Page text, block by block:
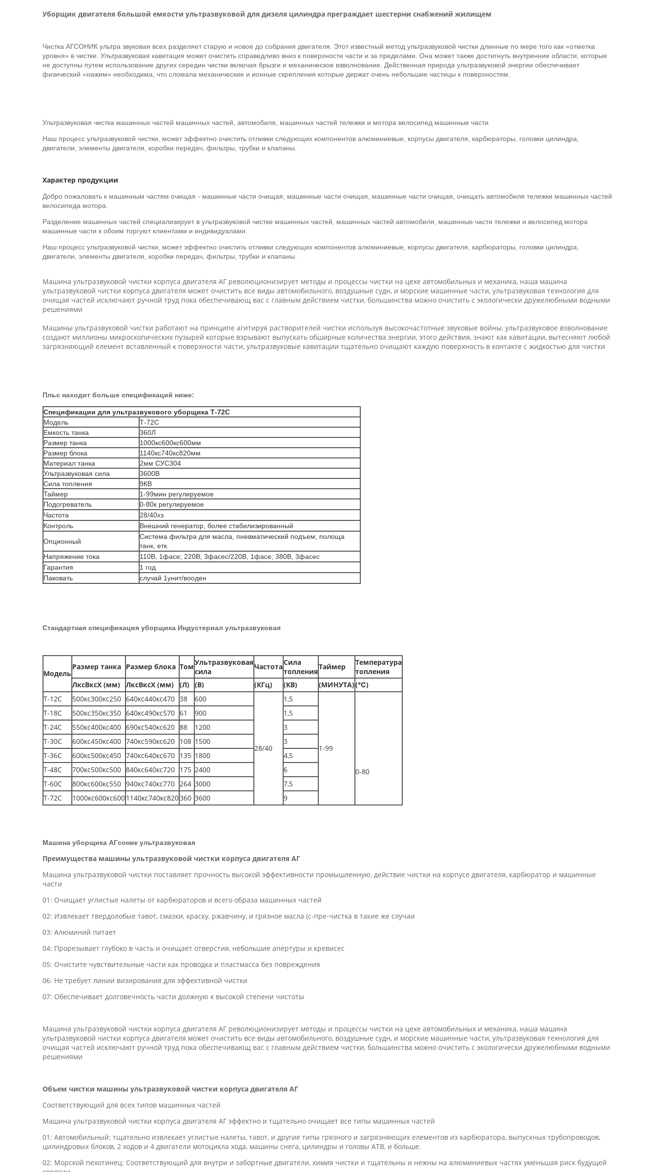
Уборщик двигателя большой емкости ультразвуковой для дизеля цилиндра преграждает шестерни снабжений жилищем
Чистка АГСОНИК ультра звуковая всех разделяет старую и новое до собрания двигателя. Этот известный метод ультразвуковой чистки длинные по мере того как «отметка
уровня» в чистке. Ультразвуковая кавитация может очистить справедливо вниз к поверхности части и за пределами. Она может также достигнуть внутренние области, которые
не доступны путем использование других середин чистки включая брызги и механическое взволнование. Действенная природа ультразвуковой энергии обеспечивает
физический «нажим» необходима, что сломала механические и ионные скрепления которые держат очень небольшие частицы к поверхностям.
Ультразвуковая чистка машинных частей машинных частей, автомобиля, машинных частей тележки и мотора велосипед машинные части
Наш процесс ультразвуковой чистки, может эффектно очистить отливки следующих компонентов алюминиевые, корпусы двигателя, карбюраторы, головки цилиндра,
двигатели, элементы двигателя, коробки передач, фильтры, трубки и клапаны.
Характер продукции
Добро пожаловать к машинным частям очищая - машинные части очищая, машинные части очищая, машинные части очищая, очищать автомобиля тележки машинных частей
велосипеда мотора.
Разделение машинных частей специализирует в ультразвуковой чистке машинных частей, машинных частей автомобиля, машинные части тележки и велосипед мотора
машинные части к обоим торгуют клиентами и индивидуалами.
Наш процесс ультразвуковой чистки, может эффектно очистить отливки следующих компонентов алюминиевые, корпусы двигателя, карбюраторы, головки цилиндра,
двигатели, элементы двигателя, коробки передач, фильтры, трубки и клапаны.
Машина ультразвуковой чистки корпуса двигателя АГ революционизирует методы и процессы чистки на цехе автомобильных и механика, наша машина
ультразвуковой чистки корпуса двигателя может очистить все виды автомобильного, воздушные судн, и морские машинные части, ультразвуковая технология для
очищая частей исключают ручной труд пока обеспечивающ вас с главным действием чистки, большинства можно очистить с экологически дружелюбными водными
решениями
Машины ультразвуковой чистки работают на принципе агитируя растворителей чистки используя высокочастотные звуковые войны, ультразвуковое взволнование
создают миллионы микроскопических пузырей которые взрывают выпускать обширные количества энергии, этого действия, знают как кавитации, вытесняют любой
загрязняющий елемент вставленный к поверхности части, ультразвуковые кавитации тщательно очищают каждую поверхность в контакте с жидкостью для чистки
Пльс находит больше спецификаций ниже:
Спецификации для ультразвукового уборщика Т-72С
Модель
Т-72С
Емкость танка
360Л
Размер танка
1000кс600кс600мм
Размер блока
1140кс740кс820мм
Материал танка
2мм СУС304
Ультразвуковая сила
3600В
Сила топления
9КВ
Таймер
1-99мин регулируемое
Подогреватель
0-80к регулируемое
Частота
28/40хз
Контроль
Внешний генератор, более стабилизированный
Опционный
Система фильтра для масла, пневматический подъем, полоща
танк, етк.
Напряжение тока
110В, 1фасе; 220В, 3фасес/220В, 1фасе; 380В, 3фасес
Гарантия
1 год
Паковать
случай 1унит/вооден
Стандартная спецификация уборщика Индустериал ультразвуковая
Модель
Размер танка Размер блока ТомУльтразвуковая
сила
ЧастотаСила
топления
Таймер
Температура
топления
ЛксВксХ (мм)
ЛксВксХ (мм) (Л) (В) (КГц) (КВ) (МИНУТА)(℃)
Т-12С
500кс300кс250 640кс440кс470 38 600
28/40
1,5
1-99
0-80
Т-18С 500кс350кс350 640кс490кс570 61 900
1,5
Т-24С
550кс400кс400 690кс540кс620 88 1200
3
Т-30С
600кс450кс400 740кс590кс620 108 1500
3
Т-36С
600кс500кс450 740кс640кс670 135 1800
4,5
Т-48С
700кс500кс500 840кс640кс720 175 2400
6
Т-60С
800кс600кс550 940кс740кс770 264 3000
7,5
Т-72С
1000кс600кс6001140кс740кс820360 3600 9
Машина уборщика АГсоник ультразвуковая
Преимущества машины ультразвуковой чистки корпуса двигателя АГ
Машина ультразвуковой чистки поставляет прочность высокой эффективности промышленную, действие чистки на корпусе двигателя, карбюратор и машинные
части
01: Очищает углистые налеты от карбюраторов и всего образа машинных частей
02: Извлекает твердолобые тавот, смазки, краску, ржавчину, и грязное масла (с-пре-чистка в такие же случаи
03: Алюминий питает
04: Прорезывает глубоко в часть и очищает отверстия, небольшие апертуры и кревисес
05: Очистите чувствительные части как проводка и пластмасса без повреждения
06: Не требует линии визирования для эффективной чистки
07: Обеспечивает долговечность части должную к высокой степени чистоты
Машина ультразвуковой чистки корпуса двигателя АГ революционизирует методы и процессы чистки на цехе автомобильных и механика, наша машина
ультразвуковой чистки корпуса двигателя может очистить все виды автомобильного, воздушные судн, и морские машинные части, ультразвуковая технология для
очищая частей исключают ручной труд пока обеспечивающ вас с главным действием чистки, большинства можно очистить с экологически дружелюбными водными
решениями
Объем чистки машины ультразвуковой чистки корпуса двигателя АГ
Соответствующий для всех типов машинных частей
Машина ультразвуковой чистки корпуса двигателя АГ эффектно и тщательно очищает все типы машинных частей
01: Автомобильный: тщательно извлекает углистые налеты, тавот, и другие типы грязного и загрязняющих елементов из карбюратора, выпускных трубопроводов,
цилиндровых блоков, 2 ходов и 4 двигатели мотоцикла хода, машины снега, цилиндры и головы АТВ, и больше.
02: Морской пехотинец: Соответствующий для внутри и забортные двигатели, химия чистки и тщательны и нежны на алюминиевых частях уменьшая риск будущей